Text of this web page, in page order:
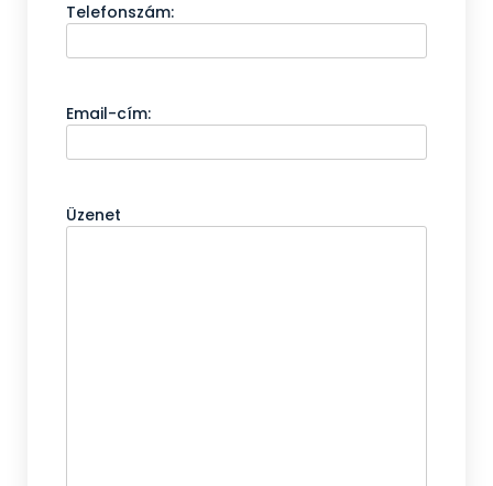
Telefonszám:
Email-cím:
Üzenet